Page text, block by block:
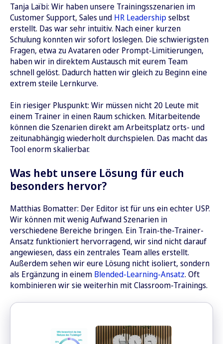
Tanja Laïbi: Wir haben unsere Trainingsszenarien im
Customer Support, Sales und HR Leadershipselbst
erstellt. Das war sehr intuitiv. Nach einer kurzen
Schulung konnten wir sofort loslegen. Die schwierigsten
Fragen, etwa zu Avataren oder Prompt-Limitierungen,
haben wir in direktem Austausch mit eurem Team
schnell gelöst. Dadurch hatten wir gleich zu Beginn eine
extrem steile Lernkurve.
Ein riesiger Pluspunkt: Wir müssen nicht 20 Leute mit
einem Trainer in einen Raum schicken. Mitarbeitende
können die Szenarien direkt am Arbeitsplatz orts- und
zeitunabhängig wiederholt durchspielen. Das macht das
Tool enorm skalierbar.
Was hebt unsere Lösung für euch
besonders hervor?
Matthias Bomatter: Der Editor ist für uns ein echter USP.
Wir können mit wenig Aufwand Szenarien in
verschiedene Bereiche bringen. Ein Train-the-Trainer-
Ansatz funktioniert hervorragend, wir sind nicht darauf
angewiesen, dass ein zentrales Team alles erstellt.
Außerdem sehen wir eure Lösung nicht isoliert, sondern
als Ergänzung in einem Blended-Learning-Ansatz. Oft
kombinieren wir sie weiterhin mit Classroom-Trainings.